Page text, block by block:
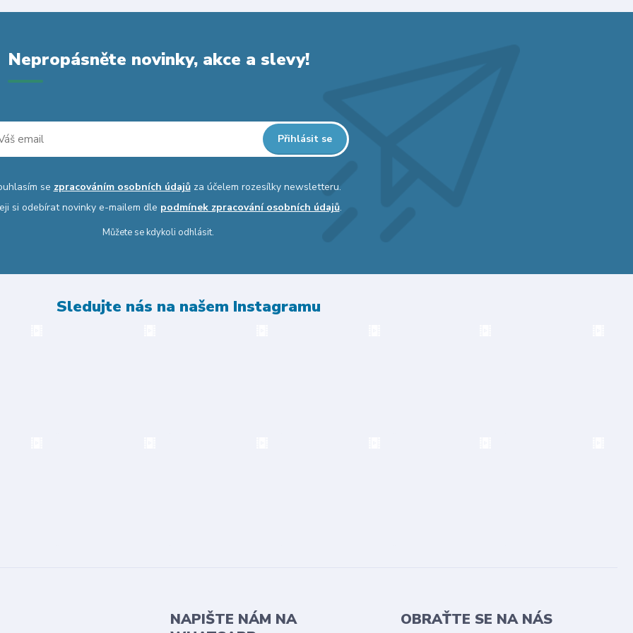
Nepropásněte novinky, akce a slevy!
Přihlásit se
se zpracováním osobních údajůza účelem rozesílky newsletteru.
si odebírat novinky e-mailem dle podmínek zpracování osobních údajů.
Můžete se kdykoli odhlásit.
Sledujte nás na našem Instagramu
NAPIŠTE NÁM NA
OBRAŤTE SE NA NÁS